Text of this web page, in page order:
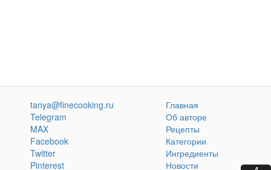
tanya@finecooking.ru
Telegram
MAX
Facebook
Twitter
Pinterest
Главная
Об авторе
Рецепты
Категории
Ингредиенты
Новости